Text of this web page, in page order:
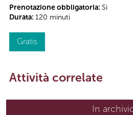
Prenotazione obbligatoria: Sì
Durata: 120 minuti
Gratis
Attività correlate
In